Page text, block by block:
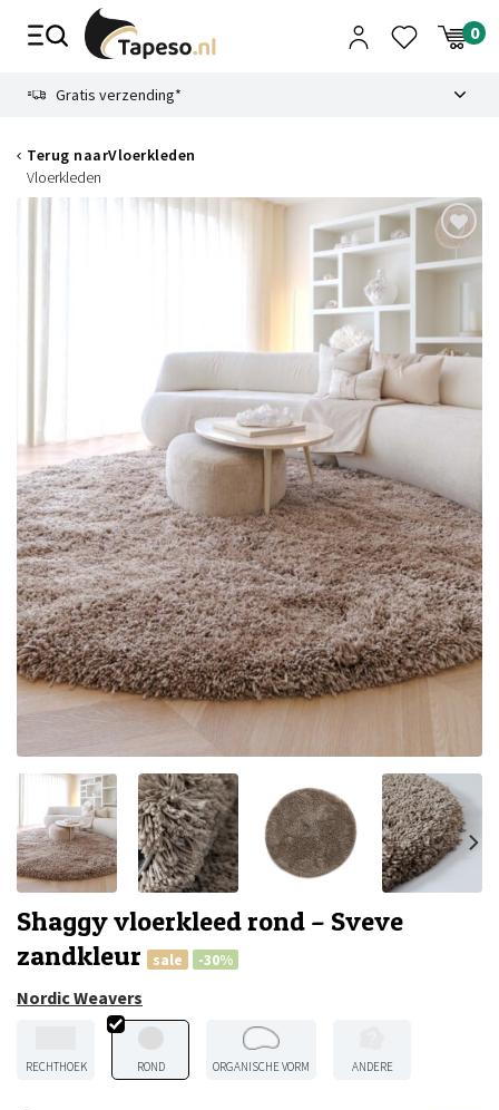
Gratis verzending*
Terug naarVloerkleden
Vloerkleden
Shaggy vloerkleed rond – Sveve
zandkleur
sale -30%
Nordic Weavers
RECHTHOEK ROND ORGANISCHE VORM ANDERE